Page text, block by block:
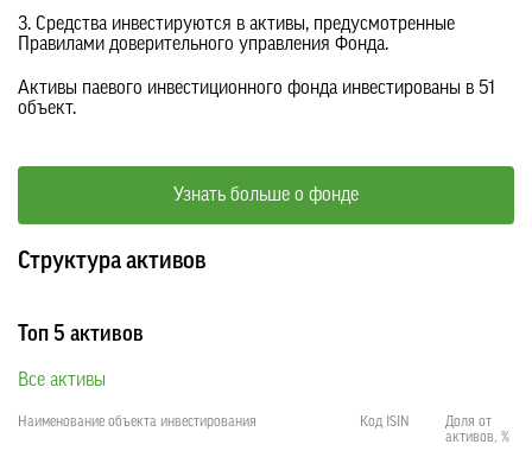
3. Средства инвестируются в активы, предусмотренные
Правилами доверительного управления Фонда.
Активы паевого инвестиционного фонда инвестированы в 51
объект.
Узнать больше о фонде
Структура активов
Топ 5 активов
Все активы
Наименование объекта инвестирования Код ISIN
Доля от
активов, %